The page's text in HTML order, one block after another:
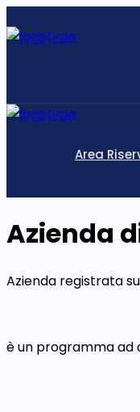
Area
Azienda
Azienda registrata su
è un programma ad